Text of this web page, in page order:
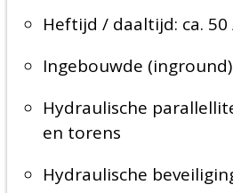
Heftijd / daaltijd: ca. 50
Ingebouwde
Hydraulische
en torens
Hydraulische